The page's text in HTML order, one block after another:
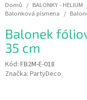
HELIUM
-
OSLAVY
MASKY
-
KOSTÝMY
Domů / BALONKY - HELIUM
Balonková písmena /
Balonek
35 cm
Kód: FB2M-E-018
Značka: PartyDeco